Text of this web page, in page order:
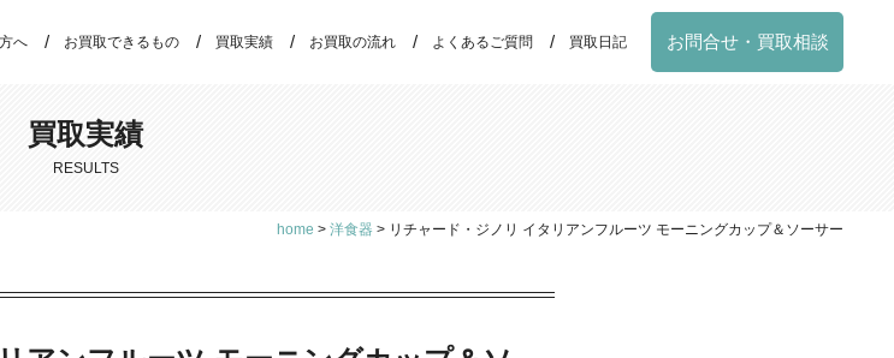
へ お買取できるもの 買取実績 お買取の流れ よくあるご質問 買取日記 お問合せ・買取相談
買取実績
RESULTS
home > 洋食器 > リチャード・ジノリ イタリアンフルーツ モーニングカップ＆ソーサー